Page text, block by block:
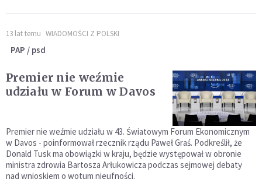
13 lat temu WIADOMOŚCI Z POLSKI
PAP / psd
Premier nie weźmie
udziału w Forum w Davos
Premier nie weźmie udziału w 43. Światowym Forum Ekonomicznym
w Davos - poinformował rzecznik rządu Paweł Graś. Podkreślił, że
Donald Tusk ma obowiązki w kraju, będzie występował w obronie
ministra zdrowia Bartosza Arłukowicza podczas sejmowej debaty
nad wnioskiem o wotum nieufności.